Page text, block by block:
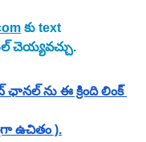
కు text
చెయ్యవచ్చు.
ను ఈ క్రింది లింక్
ఉచితం ).